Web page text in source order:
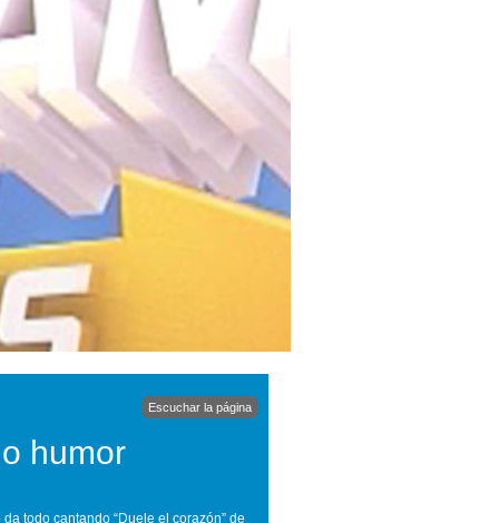
Escuchar la página
humor
todo cantando “Duele el corazón” de